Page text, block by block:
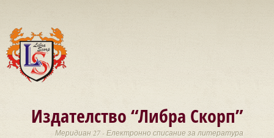
Издателство “Либра Скорп”
Меридиан 27 - Електронно списание за литература